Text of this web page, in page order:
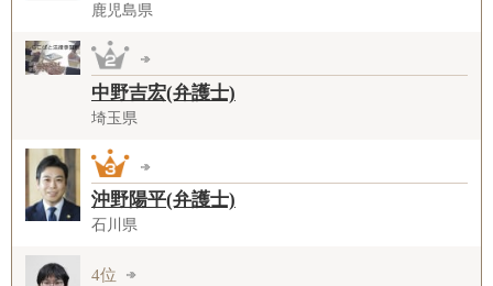
鹿児島県
中野吉宏(弁護士)
埼玉県
沖野陽平(弁護士)
石川県
4位